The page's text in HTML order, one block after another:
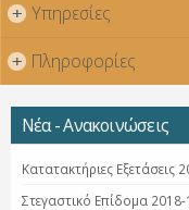
+ Υπηρεσίες
+ Πληροφορίες
Νέα - Ανακοινώσεις
Κατατακτήριες Εξετάσεις
Στεγαστικό Επίδομα 2018-